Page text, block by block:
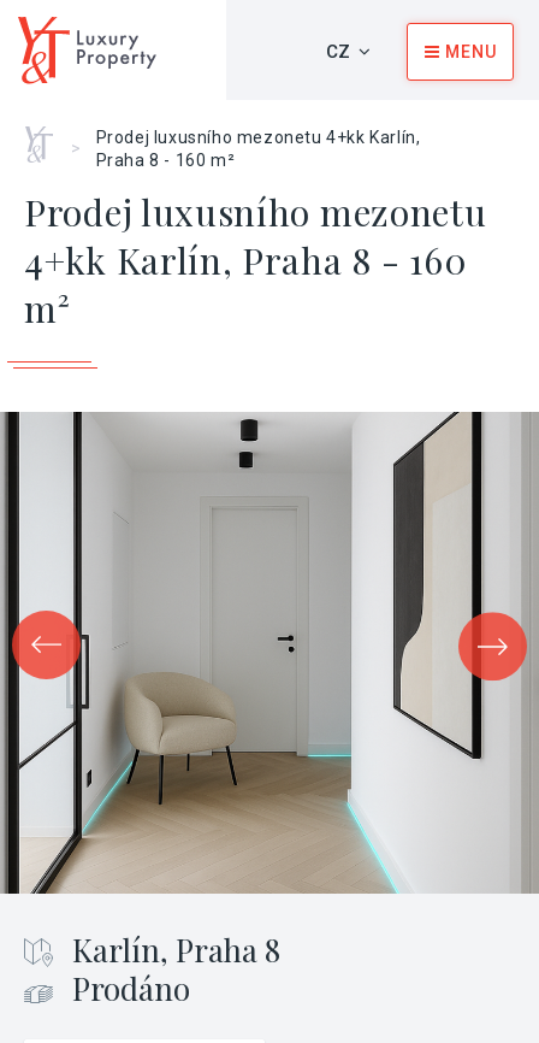
CZ MENU
Home
>
Prodej luxusního mezonetu 4+kk Karlín,
Praha 8 - 160 m²
Prodej luxusního mezonetu
4+kk Karlín, Praha 8 - 160
m²
Karlín, Praha 8
Prodáno